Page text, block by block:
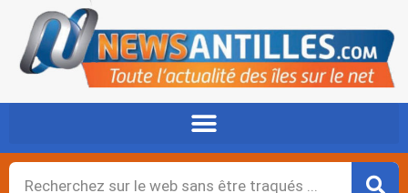
contenu
Rechercher